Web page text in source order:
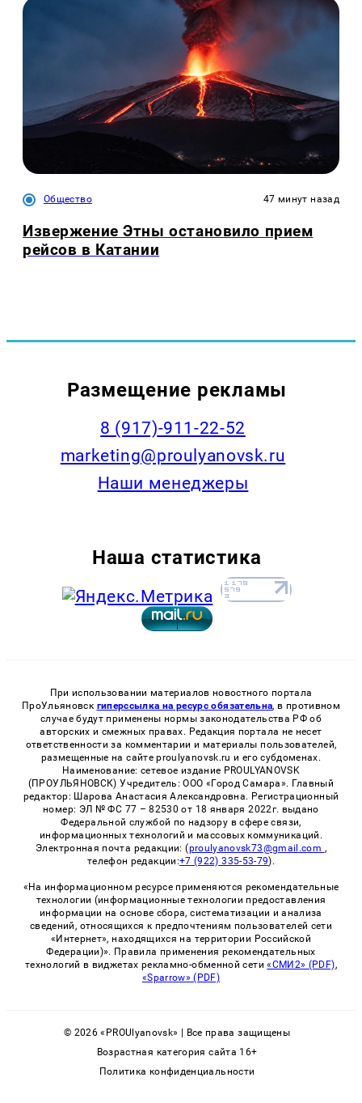
Общество 47 минут назад
Извержение Этны остановило прием
рейсов в Катании
Размещение рекламы
8 (917)-911-22-52
marketing@proulyanovsk.ru
Наши менеджеры
Наша статистика
При использовании материалов новостного портала
ПроУльяновск гиперссылка на ресурс обязательна, в противном
случае будут применены нормы законодательства РФ об
авторских и смежных правах. Редакция портала не несет
ответственности за комментарии и материалы пользователей,
размещенные на сайте proulyanovsk.ru и его субдоменах.
Наименование: сетевое издание PROULYANOVSK
(ПРОУЛЬЯНОВСК) Учредитель: ООО «Город Самара». Главный
редактор: Шарова Анастасия Александровна. Регистрационный
номер: ЭЛ № ФС 77 – 82530 от 18 января 2022г. выдано
Федеральной службой по надзору в сфере связи,
информационных технологий и массовых коммуникаций.
Электронная почта редакции: (proulyanovsk73@gmail.com ,
телефон редакции:+7 (922) 335-53-79).
«На информационном ресурсе применяются рекомендательные
технологии (информационные технологии предоставления
информации на основе сбора, систематизации и анализа
сведений, относящихся к предпочтениям пользователей сети
«Интернет», находящихся на территории Российской
Федерации)». Правила применения рекомендательных
технологий в виджетах рекламно-обменной сети«СМИ2» (PDF),
«Sparrow» (PDF)
© 2026 «PROUlyanovsk» | Все права защищены
Возрастная категория сайта 16+
Политика конфиденциальности